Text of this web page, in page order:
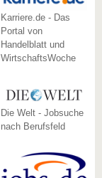
Karriere.de - Das
Portal von
Handelblatt und
WirtschaftsWoche
Die Welt - Jobsuche
nach Berufsfeld